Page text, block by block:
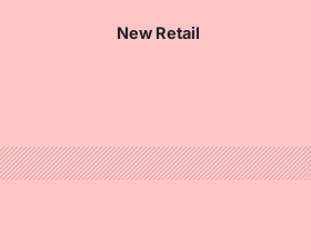
New Retail